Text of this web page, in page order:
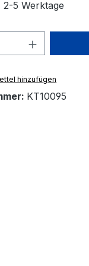
2-5 Werktage
Anzahl:
hinzufügen
KT10095